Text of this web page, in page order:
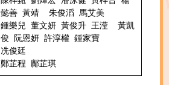
懿善 黃靖 朱俊滔 馬艾美
鍾樂兒 董文妍 黃俊升 王滢 黃凱
俊 阮恩妍 許淳權 鍾家寶
冼俊廷
鄭芷程 鄺芷琪